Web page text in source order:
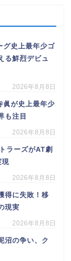
グ史上最年少ゴ
る鮮烈デビュ
2026年8月8日
眞が史上最年少
も注目
2026年8月8日
ラーズがAT劇
現
2026年8月8日
得に失敗！移
現実
2026年8月8日
沼の争い、ク